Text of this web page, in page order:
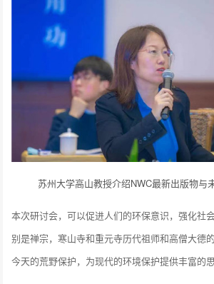
苏州大学高山教授介绍NWC最新出版物与
本次研讨会，可以促进人们的环保意识，强化社
别是禅宗，寒山寺和重元寺历代祖师和高僧大德
今天的荒野保护，为现代的环境保护提供丰富的